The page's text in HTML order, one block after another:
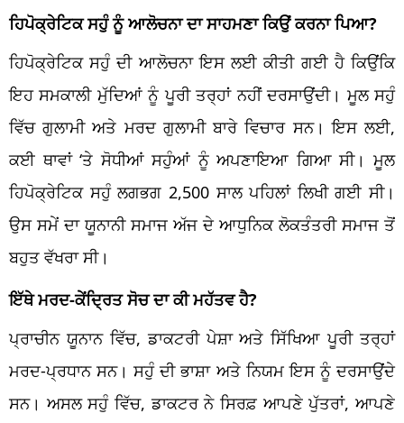
ਹਿਪੋਕ੍ਰੇਟਿਕ ਸਹੁੰ ਨੂੰ ਆਲੋਚਨਾ ਦਾ ਸਾਹਮਣਾ ਕਿਉਂ ਕਰਨਾ ਪਿਆ?
ਹਿਪੋਕ੍ਰੇਟਿਕ ਸਹੁੰ ਦੀ ਆਲੋਚਨਾ ਇਸ ਲਈ ਕੀਤੀ ਗਈ ਹੈ ਕਿਉਂਕਿ
ਇਹ ਸਮਕਾਲੀ ਮੁੱਦਿਆਂ ਨੂੰ ਪੂਰੀ ਤਰ੍ਹਾਂ ਨਹੀਂ ਦਰਸਾਉਂਦੀ। ਮੂਲ ਸਹੁੰ
ਵਿੱਚ ਗੁਲਾਮੀ ਅਤੇ ਮਰਦ ਗੁਲਾਮੀ ਬਾਰੇ ਵਿਚਾਰ ਸਨ। ਇਸ ਲਈ,
ਕਈ ਥਾਵਾਂ ‘ਤੇ ਸੋਧੀਆਂ ਸਹੁੰਆਂ ਨੂੰ ਅਪਣਾਇਆ ਗਿਆ ਸੀ। ਮੂਲ
ਹਿਪੋਕ੍ਰੇਟਿਕ ਸਹੁੰ ਲਗਭਗ 2,500 ਸਾਲ ਪਹਿਲਾਂ ਲਿਖੀ ਗਈ ਸੀ।
ਉਸ ਸਮੇਂ ਦਾ ਯੂਨਾਨੀ ਸਮਾਜ ਅੱਜ ਦੇ ਆਧੁਨਿਕ ਲੋਕਤੰਤਰੀ ਸਮਾਜ ਤੋਂ
ਬਹੁਤ ਵੱਖਰਾ ਸੀ।
ਇੱਥੇ ਮਰਦ-ਕੇਂਦ੍ਰਿਤ ਸੋਚ ਦਾ ਕੀ ਮਹੱਤਵ ਹੈ?
ਪ੍ਰਾਚੀਨ ਯੂਨਾਨ ਵਿੱਚ, ਡਾਕਟਰੀ ਪੇਸ਼ਾ ਅਤੇ ਸਿੱਖਿਆ ਪੂਰੀ ਤਰ੍ਹਾਂ
ਮਰਦ-ਪ੍ਰਧਾਨ ਸਨ। ਸਹੁੰ ਦੀ ਭਾਸ਼ਾ ਅਤੇ ਨਿਯਮ ਇਸ ਨੂੰ ਦਰਸਾਉਂਦੇ
ਸਨ। ਅਸਲ ਸਹੁੰ ਵਿੱਚ, ਡਾਕਟਰ ਨੇ ਸਿਰਫ਼ ਆਪਣੇ ਪੁੱਤਰਾਂ, ਆਪਣੇ